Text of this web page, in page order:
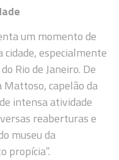
um momento de
especialmente
Rio de Janeiro. De
Mattoso, capelão da
intensa atividade
reaberturas e
museu da
propícia”.